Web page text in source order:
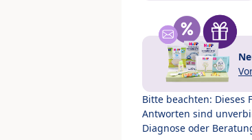
Bitte beachten:
Antworten sind
Diagnose oder